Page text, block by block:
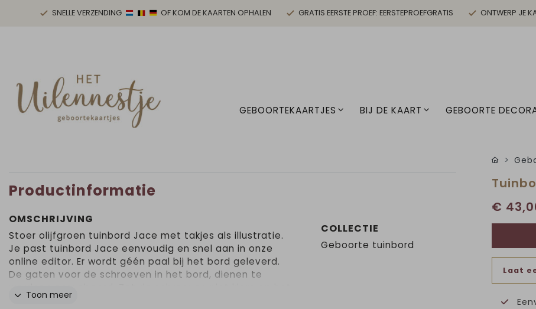
SNELLE VERZENDING OF KOM DE KAARTEN OPHALEN GRATIS EERSTE PROEF: EERSTEPROEFGRATIS ONTWERP JE
GEBOORTEKAARTJES BIJ DE KAART GEBOORTE
Productinformatie
OMSCHRIJVING
Stoer olijfgroen tuinbord Jace met takjes als illustratie.
Je past tuinbord Jace eenvoudig en snel aan in onze
online editor. Er wordt géén paal bij het bord geleverd.
De gaten voor de schroeven in het bord, dienen te
bord i.v.m. teveel spanning. Gebruik 1 of 2 palen met een
Toon meer
COLLECTIE
Geboorte tuinbord
€
Laat